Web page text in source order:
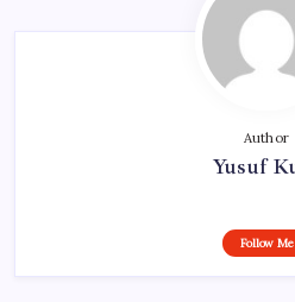
Author
Yusuf
Follow Me